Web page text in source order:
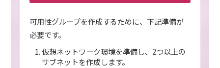
可用性グループを作成するために、下記準備が
必要です。
仮想ネットワーク環境を準備し、2つ以上の
サブネットを作成します。